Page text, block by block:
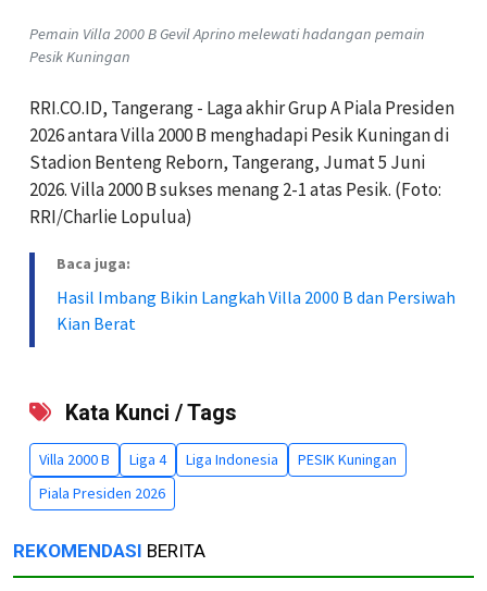
Pemain Villa 2000 B Gevil Aprino melewati hadangan pemain
Pesik Kuningan
RRI.CO.ID, Tangerang - Laga akhir Grup A Piala Presiden
2026 antara Villa 2000 B menghadapi Pesik Kuningan di
Stadion Benteng Reborn, Tangerang, Jumat 5 Juni
2026. Villa 2000 B sukses menang 2-1 atas Pesik. (Foto:
RRI/Charlie Lopulua)
Baca juga:
Hasil Imbang Bikin Langkah Villa 2000 B dan Persiwah
Kian Berat
Kata Kunci / Tags
Villa 2000 B Liga 4 Liga Indonesia
PESIK Kuningan
Piala Presiden 2026
REKOMENDASI BERITA